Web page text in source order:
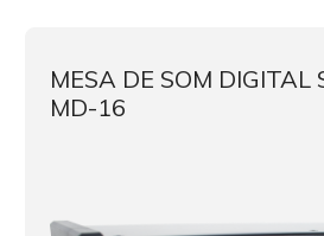
MESA DE SOM DIGITAL
MD-16